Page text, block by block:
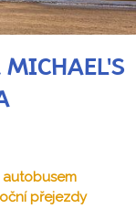
autobusem
přejezdy